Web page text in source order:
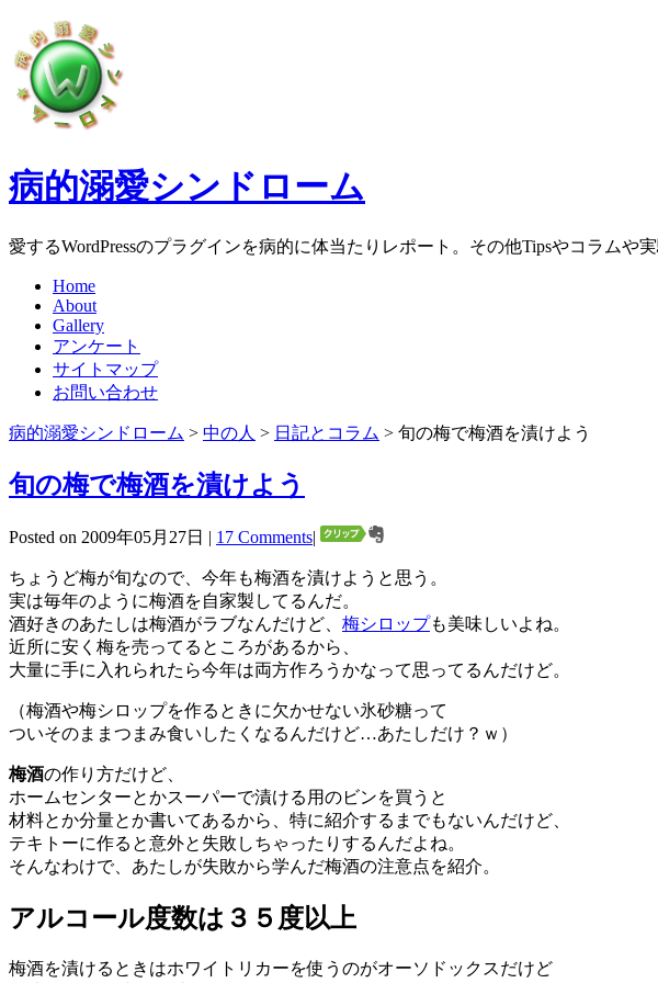
病的溺愛シンドローム
愛するWordPressのプラグインを病的に体当たりレポート。その他Tipsやコラムや
Home
About
Gallery
アンケート
サイトマップ
お問い合わせ
病的溺愛シンドローム > 中の人 > 日記とコラム > 旬の梅で梅酒を漬けよう
旬の梅で梅酒を漬けよう
Posted on 2009年05月27日 | 17 Comments|
ちょうど梅が旬なので、今年も梅酒を漬けようと思う。
実は毎年のように梅酒を自家製してるんだ。
酒好きのあたしは梅酒がラブなんだけど、 梅シロップも美味しいよね。
近所に安く梅を売ってるところがあるから、
大量に手に入れられたら今年は両方作ろうかなって思ってるんだけど。
（梅酒や梅シロップを作るときに欠かせない氷砂糖って
ついそのままつまみ食いしたくなるんだけど…あたしだけ？ｗ）
梅酒の作り方だけど、
ホームセンターとかスーパーで漬ける用のビンを買うと
材料とか分量とか書いてあるから、特に紹介するまでもないんだけど、
テキトーに作ると意外と失敗しちゃったりするんだよね。
そんなわけで、あたしが失敗から学んだ梅酒の注意点を紹介。
アルコール度数は３５度以上
梅酒を漬けるときはホワイトリカーを使うのがオーソドックスだけど